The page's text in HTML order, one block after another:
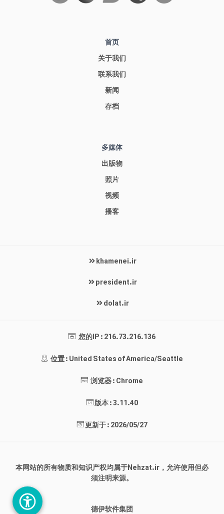
首页
关于我们
联系我们
新闻
存档
多媒体
出版物
照片
视频
播客
khamenei.ir
president.ir
dolat.ir
您的IP : 216.73.216.136
位置 : United States of America/Seattle
浏览器 : Chrome
版本 : 3.11.40
更新于 : 2026/05/27
本网站的所有物质和知识产权均属于Nehzat.ir，允许使用但必
须注明来源。
德伊软件集团